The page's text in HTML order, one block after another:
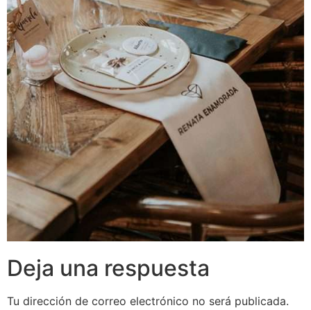
Deja una respuesta
Tu dirección de correo electrónico no será publicada.